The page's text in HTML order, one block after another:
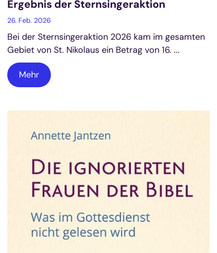
Ergebnis der Sternsingeraktion
26. Feb. 2026
Bei der Sternsingeraktion 2026 kam im gesamten
Gebiet von St. Nikolaus ein Betrag von 16. ...
Mehr